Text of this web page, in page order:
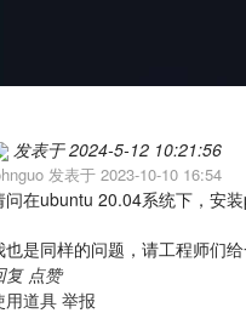
发表于 2024-5-12 10:21:56
发表于 2023-10-10 16:54
问在ubuntu 20.04系统下，安
也是同样的问题，请工程师们
复 点赞
用道具 举报